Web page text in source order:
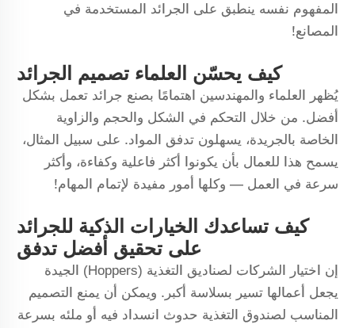
المفهوم نفسه ينطبق على الجرائد المستخدمة في
المصانع!
كيف يحسّن العلماء تصميم الجرائد
يُظهر العلماء والمهندسين اهتمامًا بصنع جرائد تعمل بشكل
أفضل. من خلال التحكم في الشكل والحجم والزاوية
الخاصة بالجريدة، يسهلون تدفق المواد. على سبيل المثال،
يسمح هذا للعمال بأن يكونوا أكثر فاعلية وكفاءة، وأكثر
سرعة في العمل — وكلها أمور مفيدة لإتمام المهام!
كيف تساعدك الخيارات الذكية للجرائد
على تحقيق أفضل تدفق
إن اختيار الشركات لصناديق التغذية (Hoppers) الجيدة
يجعل أعمالها تسير بسلاسة أكبر. ويمكن أن يمنع التصميم
المناسب لصندوق التغذية حدوث انسداد فيه أو ملئه بسرعة